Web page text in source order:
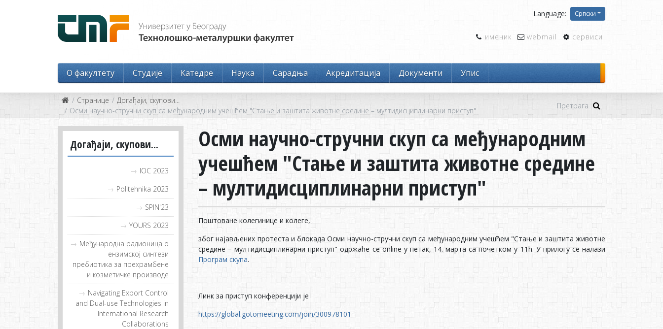
Language: Српски
именик webmail сервиси
O факултету Студије Катедре Наука Сарадња Акредитација Документи Упис
Странице
Догађаји, скупови...
Осми научно-стручни скуп са међународним учешћем "Стање и заштита животне средине – мултидисциплинарни приступ"
Догађаји, скупови...
IOC 2023
Politehnika 2023
SPIN'23
YOURS 2023
Meђунaрoдна рaдиoница o
eнзимскoj синтeзи
прeбиoтикa зa прeхрaмбeнe
и кoзмeтичкe прoизвoдe
Navigating Export Control
and Dual-use Technologies in
International Research
Collaborations
Осми научно-стручни скуп са међународним
учешћем "Стање и заштита животне средине
– мултидисциплинарни приступ"
Поштоване колегинице и колеге,
због најављених протеста и блокада Осми научно-стручни скуп са међународним учешћем "Стање и заштита животне
средине – мултидисциплинарни приступ" одржаће се online у петак, 14. марта са почетком у 11h. У прилогу се налази
Програм скупа.
Линк за приступ конференцији је
https://global.gotomeeting.com/join/300978101